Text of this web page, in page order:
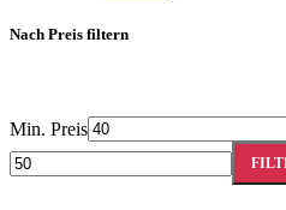
Nach Preis filtern
Min. Preis